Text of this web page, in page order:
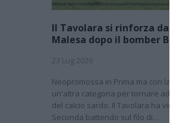
Il Tavolara si rinforza
Malesa dopo il bomber
23 Lug 2026
Neopromossa in Prima ma con
un'altra categoria per tornare
del calcio sardo. Il Tavolara ha
Seconda battendo sul filo di…